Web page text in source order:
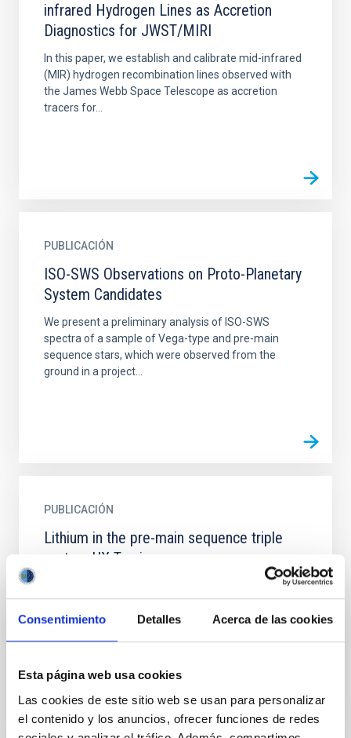
Consentimiento Detalles Acerca de las cookies
Esta página web usa cookies
Las cookies de este sitio web se usan para personalizar
el contenido y los anuncios, ofrecer funciones de redes
infrared Hydrogen Lines as Accretion
Diagnostics for JWST/MIRI
In this paper, we establish and calibrate mid-infrared
(MIR) hydrogen recombination lines observed with
the James Webb Space Telescope as accretion
tracers for...
PUBLICACIÓN
ISO-SWS Observations on Proto-Planetary
System Candidates
We present a preliminary analysis of ISO-SWS
spectra of a sample of Vega-type and pre-main
sequence stars, which were observed from the
ground in a project...
PUBLICACIÓN
Lithium in the pre-main sequence triple
system UX Tauri
presented of the pre-main sequence triple system
UX Tau. Favorable seeing conditions allowed